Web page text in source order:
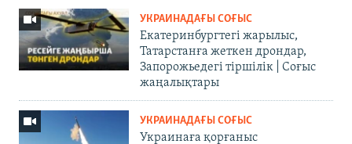
УКРАИНАДАҒЫ СОҒЫС
Екатеринбургтегі жарылыс,
Татарстанға жеткен дрондар,
Запорожьедегі тіршілік | Cоғыс
жаңалықтары
УКРАИНАДАҒЫ СОҒЫС
Украинаға қорғаныс